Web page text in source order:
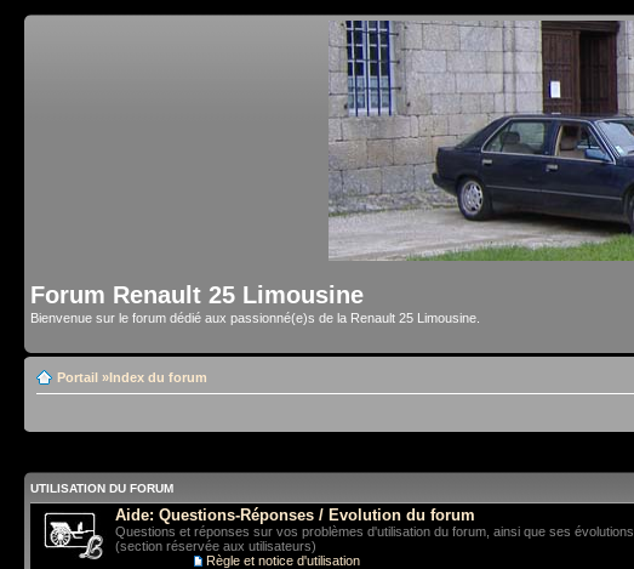
Forum Renault 25 Limousine
Bienvenue sur le forum dédié aux passionné(e)s de la Renault 25 Limousine.
Portail »Index du forum
UTILISATION DU FORUM
Aide: Questions-Réponses / Evolution du forum
Questions et réponses sur vos problèmes d'utilisation du forum, ainsi que ses évolutions.
(section réservée aux utilisateurs)
Règle et notice d'utilisation